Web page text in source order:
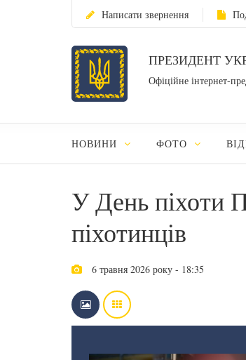
Написати звернення
ПРЕЗИДЕНТ
Офіційне інтернет-
НОВИНИ ФОТО
У День піхоти
піхотинців
6 травня 2026 року - 18:35